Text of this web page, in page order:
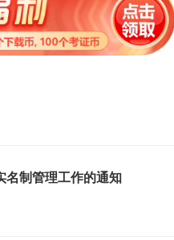
名制管理工作的通知